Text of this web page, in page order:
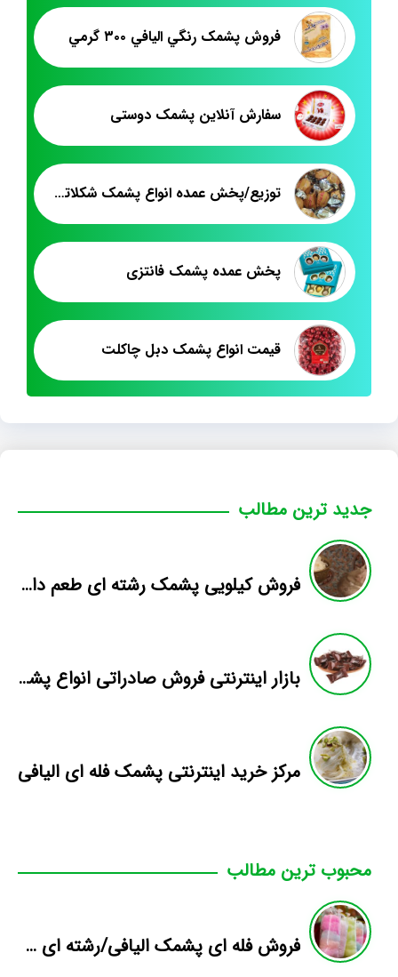
فروش پشمک رنگي اليافي ۳۰۰ گرمي
سفارش آنلاین پشمک دوستی
توزیع/پخش عمده انواع پشمک شکلاتی لقمه ای
پخش عمده پشمک فانتزی
قیمت انواع پشمک دبل چاکلت
جدید ترین مطالب
فروش کیلویی پشمک رشته ای طعم دار میوه
بازار اینترنتی فروش صادراتی انواع پشمک الیافی/شکلاتی
مرکز خرید اینترنتی پشمک فله ای الیافی
محبوب ترین مطالب
فروش فله ای پشمک الیافی/رشته ای میوه ای